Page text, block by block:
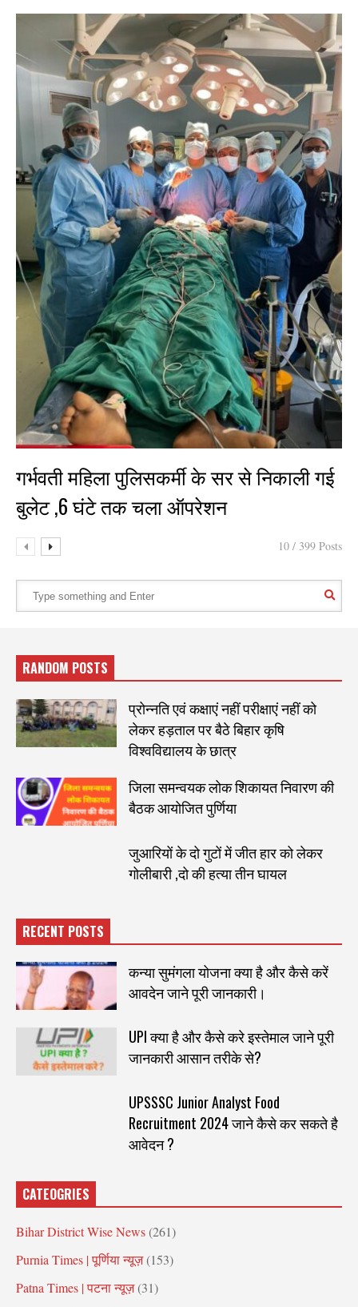
गर्भवती महिला पुलिसकर्मी के सर से निकाली गई
बुलेट ,6 घंटे तक चला ऑपरेशन
10 / 399 Posts
RANDOM POSTS
प्रोन्नति एवं कक्षाएं नहीं परीक्षाएं नहीं को
लेकर हड़ताल पर बैठे बिहार कृषि
विश्वविद्यालय के छात्र
जिला समन्वयक लोक शिकायत निवारण की
बैठक आयोजित पुर्णिया
जुआरियों के दो गुटों में जीत हार को लेकर
गोलीबारी ,दो की हत्या तीन घायल
RECENT POSTS
कन्या सुमंगला योजना क्या है और कैसे करें
आवदेन जाने पूरी जानकारी।
UPI क्या है और कैसे करे इस्तेमाल जाने पूरी
जानकारी आसान तरीके से?
UPSSSC Junior Analyst Food
Recruitment 2024 जाने कैसे कर सकते है
आवेदन ?
CATEOGRIES
Bihar District Wise News(261)
Purnia Times | पूर्णिया न्यूज़(153)
Patna Times | पटना न्यूज़(31)